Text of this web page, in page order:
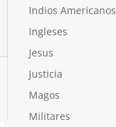
Indios Americanos
Ingleses
Jesus
Justicia
Magos
Militares